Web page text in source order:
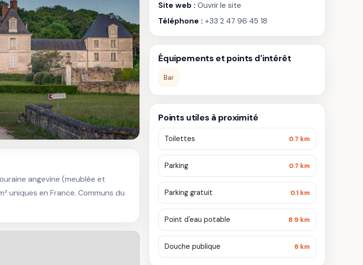
angevine (meublée et
uniques en France. Communs du
Site web : Ouvrir le site
Téléphone : +33 2 47 96 45 18
Équipements et points d'intérêt
Bar
Points utiles à proximité
Toilettes 0.7 km
Parking 0.7 km
Parking gratuit 0.1 km
Point d'eau potable 8.9 km
Douche publique 8 km